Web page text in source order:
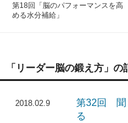
第18回「脳のパフォーマンスを高
める水分補給」
「リーダー脳の鍛え方」の
2018.02.9
第32回 聞
る